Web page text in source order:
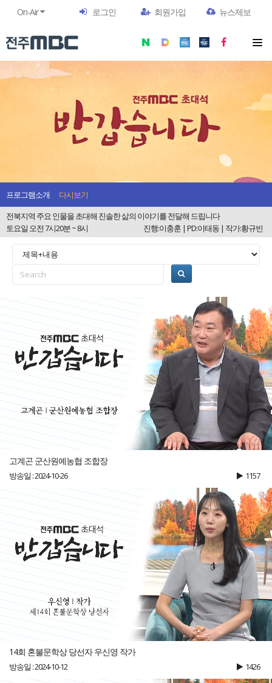
On-Air 로그인 회원가입 뉴스제보
프로그램소개
다시보기
전북지역 주요 인물을 초대해 진솔한 삶의 이야기를 전달해 드립니다
토요일 오전 7시20분 ~ 8시
진행:이충훈 | PD:이태동 | 작가:황규빈
고계곤 군산원예농협 조합장
방송일 : 2024-10-26 1157
14회 혼불문학상 당선자 우신영 작가
방송일 : 2024-10-12 1426